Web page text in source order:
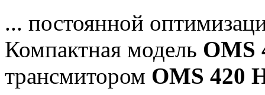
... постоянной
Компактная модель OMS
трансмитором OMS 420